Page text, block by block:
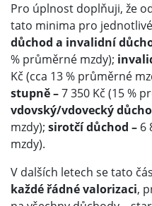
Pro úplnost doplňuji, že
tato minima pro
důchod a invalidní
% průměrné mzdy);
Kč (cca 13 % průměrné
stupně –7 350 Kč (15 %
vdovský/vdovecký
mzdy); sirotčí důchod – 6
mzdy).
V dalších letech se tato
každé řádné valorizaci,